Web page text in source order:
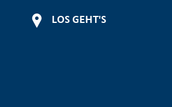
LOS GEHT'S